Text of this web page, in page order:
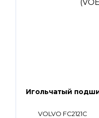
Игольчатый
VOLVO FC2121C